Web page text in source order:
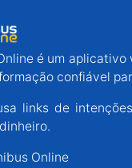
é um
confiável
links de
Online